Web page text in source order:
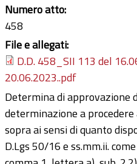
Numero atto:
458
File e allegati:
D.D. 458_SII 113 del
20.06.2023..pdf
Determina di approvazione
determinazione a
sopra ai sensi di quanto
D.Lgs 50/16 e ss.mm.ii.